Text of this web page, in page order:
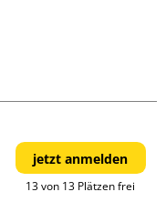
jetzt anmelden
13 von 13 Plätzen frei